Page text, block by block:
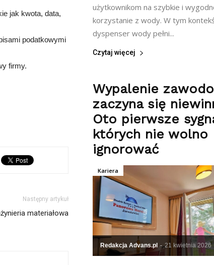
jak kwota, data,
podatkowymi
firmy.
Następny artykuł
materiałowa
użytkownikom na szybkie i
korzystanie z wody. W tym
dyspenser wody pełni...
Czytaj więcej
Wypalenie
zaczyna się
Oto pierwsze
których nie wolno
ignorować
Redakcja Advans.pl - 21 kwietnia 2026
Kariera